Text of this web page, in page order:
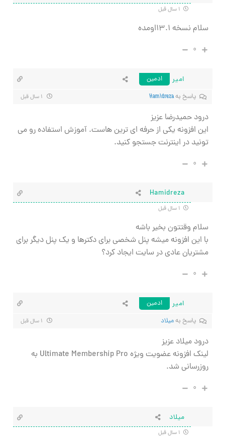
سلام نسخه ۱۳.۱اومده
۰
امیر
ادمین
پاسخ بهHamidreza
درود حمیدرضا عزیز
این افزونه یکی از حرفه ای ترین هاست. آموزش استفاده رو می
تونید در اینترنت جستجو کنید.
۰
Hamidreza
سلام وقتتون بخیر باشه
با این افزونه میشه پنل شخصی برای دکترها و یک پنل دیگر برای
مشتریان عادی در سایت ایجاد کرد؟
۰
امیر
ادمین
پاسخ بهمیلاد
درود میلاد عزیز
لینک افزونه عضویت ویژه Ultimate Membership Pro به
روزرسانی شد.
۰
میلاد